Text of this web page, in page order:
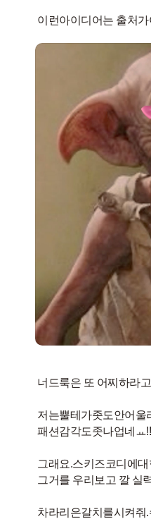
너드룩은 또 어찌하라고
저는뿔테가좃도안어울
패션감각도좃나업네ㅛ
그래요.스키즈코디에
그거를 우리보고 깔 실